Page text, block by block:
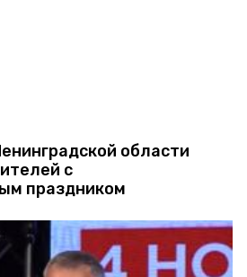
области
с
праздником